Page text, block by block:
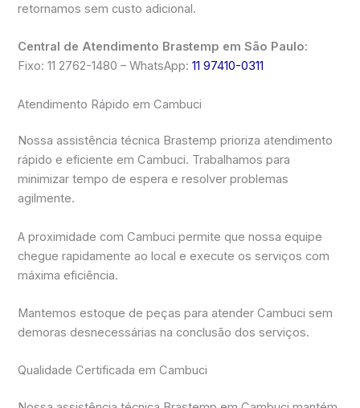
retornamos sem custo adicional.
Central de Atendimento Brastemp em São Paulo:
Fixo: 11 2762-1480 – WhatsApp:11 97410-0311
Atendimento Rápido em Cambuci
Nossa assistência técnica Brastemp prioriza atendimento
rápido e eficiente em Cambuci. Trabalhamos para
minimizar tempo de espera e resolver problemas
agilmente.
A proximidade com Cambuci permite que nossa equipe
chegue rapidamente ao local e execute os serviços com
máxima eficiência.
Mantemos estoque de peças para atender Cambuci sem
demoras desnecessárias na conclusão dos serviços.
Qualidade Certificada em Cambuci